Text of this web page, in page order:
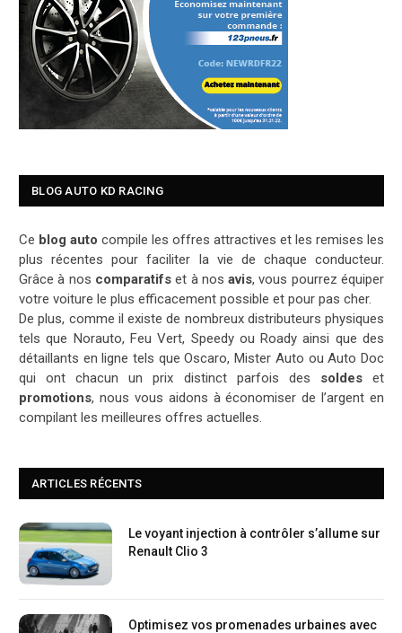
BLOG AUTO KD RACING
Ce blog auto compile les offres attractives et les remises les
plus récentes pour faciliter la vie de chaque conducteur.
Grâce à nos comparatifset à nosavis, vous pourrez équiper
votre voiture le plus efficacement possible et pour pas cher.
De plus, comme il existe de nombreux distributeurs physiques
tels que Norauto, Feu Vert, Speedy ou Roady ainsi que des
détaillants en ligne tels que Oscaro, Mister Auto ou Auto Doc
qui ont chacun un prix distinct parfois des soldeset
promotions, nous vous aidons à économiser de l’argent en
compilant les meilleures offres actuelles.
ARTICLES RÉCENTS
Le voyant injection à contrôler s’allume sur
Renault Clio 3
Optimisez vos promenades urbaines avec